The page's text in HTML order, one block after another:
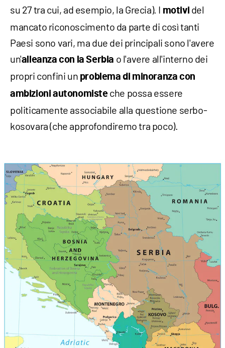
su 27 tra cui, ad esempio, la Grecia). I motivi del
mancato riconoscimento da parte di così tanti
Paesi sono vari, ma due dei principali sono l'avere
un'alleanza con la Serbia o l'avere all'interno dei
propri confini un problema di minoranza con
ambizioni autonomiste che possa essere
politicamente associabile alla questione serbo-
kosovara (che approfondiremo tra poco).